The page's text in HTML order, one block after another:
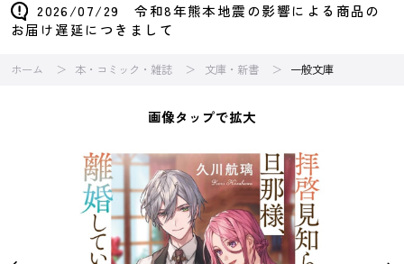
2026/07/29 令和8年熊本地震の影響による商品の
お届け遅延につきまして
ホーム 本・コミック・雑誌 文庫・新書 一般文庫
画像タップで拡大